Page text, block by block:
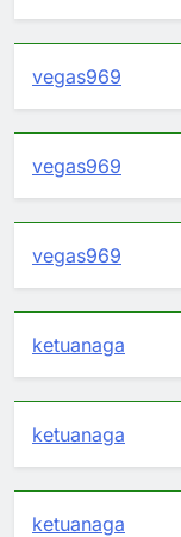
vegas969
vegas969
vegas969
ketuanaga
ketuanaga
ketuanaga